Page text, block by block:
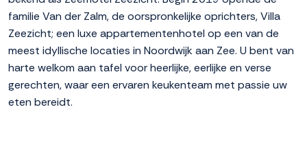
familie Van der Zalm, de oorspronkelijke oprichters, Villa
Zeezicht; een luxe appartementenhotel op een van de
meest idyllische locaties in Noordwijk aan Zee. U bent van
harte welkom aan tafel voor heerlijke, eerlijke en verse
gerechten, waar een ervaren keukenteam met passie uw
eten bereidt.